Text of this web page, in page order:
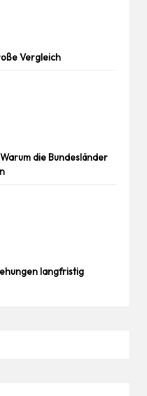
Vergleich
die Bundesländer
langfristig